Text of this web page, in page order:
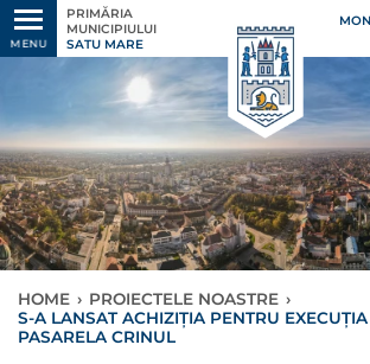
MENU
PRIMĂRIA
MUNICIPIULUI
SATU MARE
HOME › PROIECTELE NOASTRE ›
S-A LANSAT ACHIZIȚIA PENTRU
PASARELA CRINUL